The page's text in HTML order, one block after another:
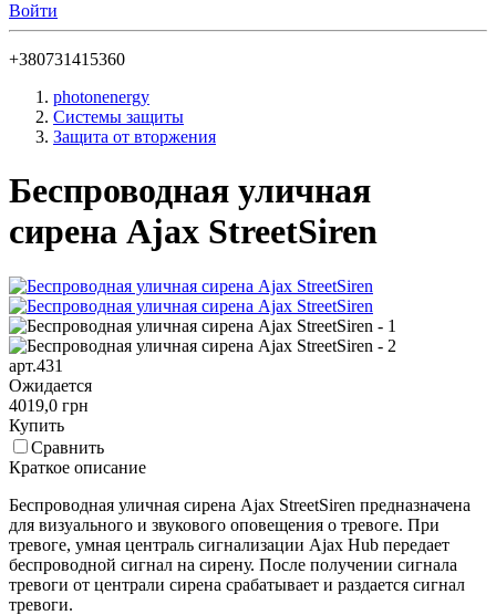
Войти
+380731415360
photonenergy
Системы защиты
Защита от вторжения
Беспроводная уличная
сирена Ajax StreetSiren
арт.431
Ожидается
4019,0 грн
Купить
Сравнить
Краткое описание
Беспроводная уличная сирена Ajax StreetSiren предназначена
для визуального и звукового оповещения о тревоге. При
тревоге, умная централь сигнализации Ajax Hub передает
беспроводной сигнал на сирену. После получении сигнала
тревоги от централи сирена срабатывает и раздается сигнал
тревоги.